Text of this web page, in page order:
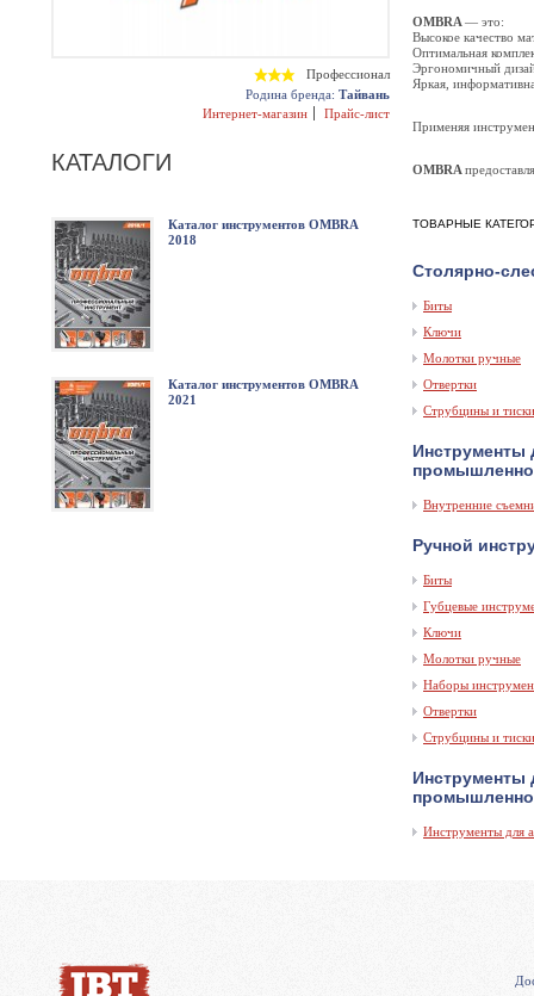
Профессионал
Родина бренда: Тайвань
Интернет-магазин
Прайс-лист
КАТАЛОГИ
Каталог инструментов OMBRA
2018
Каталог инструментов OMBRA
2021
OMBRA — это:
Высокое качество
Оптимальная
Эргономичный
Яркая,
Применяя
OMBRA
ТОВАРНЫЕ
Столярно-
Биты
Ключи
Молотки ручные
Отвертки
Струбцины и тиски
Инструменты
Внутренние
Ручной
Биты
Губцевые
Ключи
Молотки ручные
Наборы
Отвертки
Струбцины и тиски
Инструменты
Инструменты для